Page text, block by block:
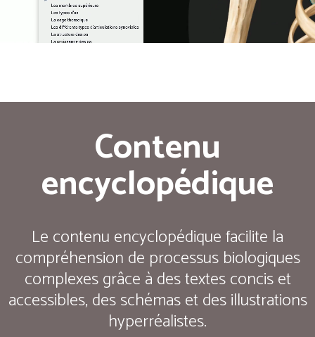
Contenu
encyclopédique
Le contenu encyclopédique facilite la
compréhension de processus biologiques
complexes grâce à des textes concis et
accessibles, des schémas et des illustrations
hyperréalistes.